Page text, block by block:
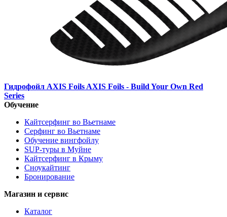
Гидрофойл AXIS Foils AXIS Foils - Build Your Own Red
Series
Обучение
Кайтсерфинг во Вьетнаме
Серфинг во Вьетнаме
Обучение вингфойлу
SUP-туры в Муйне
Кайтсерфинг в Крыму
Сноукайтинг
Бронирование
Магазин и сервис
Каталог